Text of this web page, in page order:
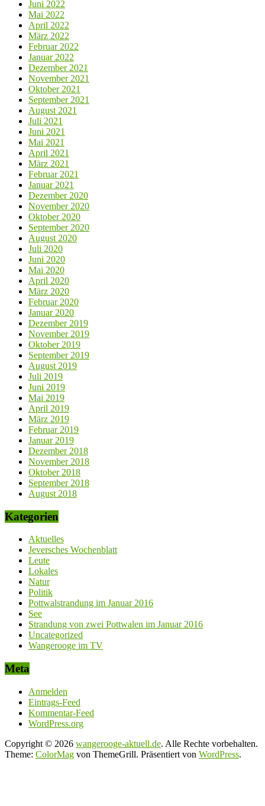
Juni 2022
Mai 2022
April 2022
März 2022
Februar 2022
Januar 2022
Dezember 2021
November 2021
Oktober 2021
September 2021
August 2021
Juli 2021
Juni 2021
Mai 2021
April 2021
März 2021
Februar 2021
Januar 2021
Dezember 2020
November 2020
Oktober 2020
September 2020
August 2020
Juli 2020
Juni 2020
Mai 2020
April 2020
März 2020
Februar 2020
Januar 2020
Dezember 2019
November 2019
Oktober 2019
September 2019
August 2019
Juli 2019
Juni 2019
Mai 2019
April 2019
März 2019
Februar 2019
Januar 2019
Dezember 2018
November 2018
Oktober 2018
September 2018
August 2018
Kategorien
Aktuelles
Jeversches Wochenblatt
Leute
Lokales
Natur
Politik
Pottwalstrandung im Januar 2016
See
Strandung von zwei Pottwalen im Januar 2016
Uncategorized
Wangerooge im TV
Meta
Anmelden
Eintrags-Feed
Kommentar-Feed
WordPress.org
Copyright © 2026 wangerooge-aktuell.de. Alle Rechte vorbehalten.
Theme: ColorMag von ThemeGrill. Präsentiert von WordPress.